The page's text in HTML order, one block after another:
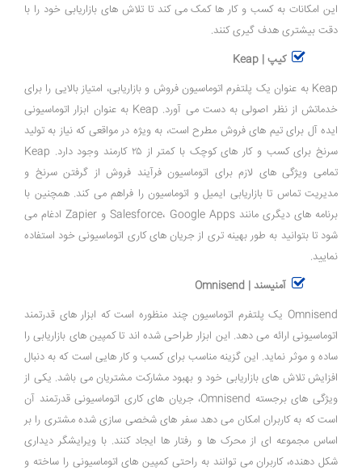
این امکانات به کسب و کار ها کمک می‌ کند تا تلاش ‌های بازاریابی خود را با
دقت بیشتری هدف ‌گیری کنند.
کیپ | Keap
Keap به‌ عنوان یک پلتفرم اتوماسیون فروش و بازاریابی، امتیاز بالایی را برای
خدماتش از نظر اصولی به ‌دست می ‌آورد. Keap به ‌عنوان ابزار اتوماسیونی
ایده ‌آل برای تیم ‌های فروش مطرح است، به‌ ویژه در مواقعی که نیاز به تولید
سرنخ برای کسب ‌و کار های کوچک با کمتر از ۲۵ کارمند وجود دارد. Keap
تمامی ویژگی ‌های لازم برای اتوماسیون فرآیند فروش از گرفتن سرنخ و
مدیریت تماس تا بازاریابی ایمیل و اتوماسیون را فراهم می‌ کند. همچنین با
برنامه ‌های دیگری مانند Salesforce، Google Apps و Zapier ادغام می‌
شود تا بتوانید به ‌طور بهینه‌ تری از جریان ‌های کاری اتوماسیونی خود استفاده
نمایید.
آمنیسند | Omnisend
Omnisend یک پلتفرم اتوماسیون چند منظوره است که ابزار های قدرتمند
اتوماسیونی ارائه می‌ دهد. این ابزار طراحی شده ‌اند تا کمپین ‌های بازاریابی را
ساده و موثر نماید. این گزینه مناسب برای کسب ‌و کار هایی است که به دنبال
افزایش تلاش ‌های بازاریابی خود و بهبود مشارکت مشتریان می ‌باشد. یکی از
ویژگی‌ های برجسته Omnisend، جریان ‌های کاری اتوماسیونی قدرتمند آن
است که به کاربران امکان می ‌دهد سفر های شخصی ‌سازی شده مشتری را بر
اساس مجموعه ‌ای از محرک ‌ها و رفتار ها ایجاد کنند. با ویرایشگر دیداری
شکل دهنده، کاربران می‌ توانند به ‌راحتی کمپین ‌های اتوماسیونی را ساخته و